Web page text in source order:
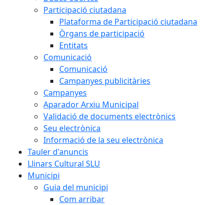
Participació ciutadana
Plataforma de Participació ciutadana
Òrgans de participació
Entitats
Comunicació
Comunicació
Campanyes publicitàries
Campanyes
Aparador Arxiu Municipal
Validació de documents electrònics
Seu electrònica
Informació de la seu electrònica
Tauler d'anuncis
Llinars Cultural SLU
Municipi
Guia del municipi
Com arribar